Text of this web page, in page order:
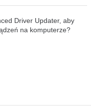
Driver Updater, aby
na komputerze?